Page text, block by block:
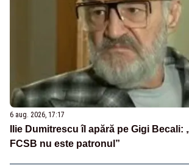
6 aug. 2026, 17:17
Ilie Dumitrescu îl apără pe Gigi Becali:
FCSB nu este patronul”